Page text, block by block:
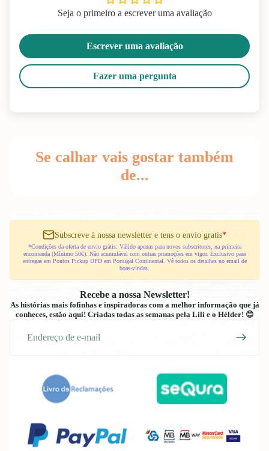
Seja o primeiro a escrever uma avaliação
Escrever uma avaliação
Fazer uma pergunta
Se calhar vais gostar também
de...
Subscreve à nossa newsletter e tens o envio gratis*
*Condições da oferta de envio grátis: Válido apenas para novos subscritores, na primeira
encomenda (Mínimo 50€). Não acumulável com outras promoções em vigor. Exclusivo para
entregas em Pontos Pickup DPD em Portugal Continental. Vê todos os detalhes no email de
boas-vindas.
Recebe a nossa Newsletter!
As histórias mais fofinhas e inspiradoras com a melhor informação que já
conheces, estão aqui! Criadas todas as semanas pela Lili e o Hélder! 😊